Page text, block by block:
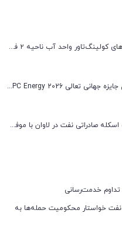
بازگشت موفقیت‌آمیز فن‌های کولینگ‌تاور واحد آب ناحیه ۲ فجر انرژی به مدار تولید
پتروشیمی نوری به فینال جایزه جهانی تعالی WPC Energy 2026 رسید
عملیات پیچیده تعمیرات اسکله صادراتی نفت در لاوان با موفقیت انجام شد
تداوم خدمت‌رسانی
نفت خواستار محکومیت حمله‌ها به